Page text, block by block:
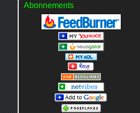
Abonnements